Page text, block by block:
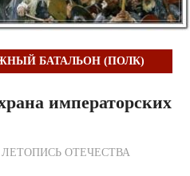
БАТАЛЬОН (ПОЛК)
императорских
Редакции ОТЕЧЕСТВА